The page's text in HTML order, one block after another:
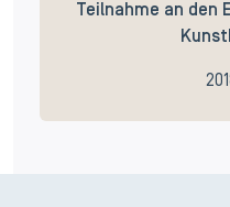
Teilnahme an den